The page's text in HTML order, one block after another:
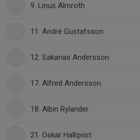
9. Linus Almroth
11. André Gustafsson
12. Sakarias Andersson
17. Alfred Andersson
18. Albin Rylander
21. Oskar Hallqvist